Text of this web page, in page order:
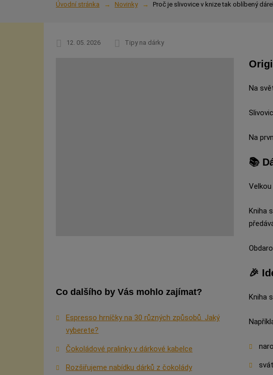
Úvodní stránka Novinky Proč je slivovice v knize tak oblíbený
12. 05. 2026 Tipy na dárky
Co dalšího by Vás mohlo zajímat?
Espresso hrníčky na 30 různých způsobů. Jaký
vyberete?
Čokoládové pralinky v dárkové kabelce
Rozšiřujeme nabídku dárků z čokolády
Na
Na
📚
Kniha
🎉
Kniha